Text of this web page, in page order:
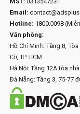
Email:
Hotline: 1800.0098
Văn phòng:
Hồ Chí Minh: Tầng 8,
Cờ, TP. HCM
Hà Nội: Tầng 12A tòa
Đà Nẵng: Tầng 3, 75-77